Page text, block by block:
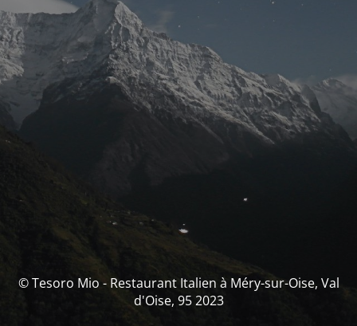
© Tesoro Mio - Restaurant Italien à Méry-sur-Oise, Val
d'Oise, 95 2023